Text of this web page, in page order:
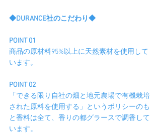
◆DURANCE社のこだわり◆
POINT 01
商品の原材料95%以上に天然素材を使用して
います。
POINT 02
「できる限り自社の畑と地元農場で有機栽培
された原料を使用する」というポリシーのも
と香料は全て、香りの都グラースで調香して
います。